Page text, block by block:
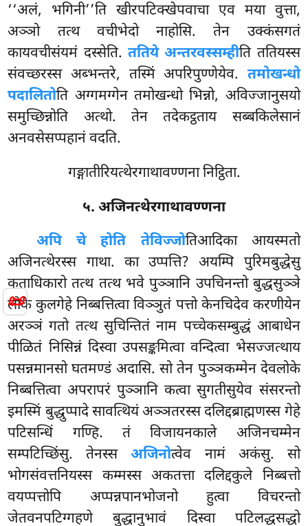
📜
‘‘अलं, भगिनी’’ति खीरपटिक्खेपवाचा एव मया वुत्ता,
अञ्ञो तत्थ वचीभेदो नाहोसि. तेन उक्कंसगतं
कायवचीसंयमं दस्सेति. ततिये अन्तरवस्सम्हीति ततियस्स
संवच्छरस्स अब्भन्तरे, तस्मिं अपरिपुण्णेयेव. तमोखन्धो
पदालितोति अग्गमग्गेन तमोखन्धो भिन्नो, अविज्जानुसयो
समुच्छिन्नोति अत्थो. तेन तदेकट्ठताय सब्बकिलेसानं
अनवसेसप्पहानं वदति.
गङ्गातीरियत्थेरगाथावण्णना निट्ठिता.
५. अजिनत्थेरगाथावण्णना
अपि चे होति तेविज्जोतिआदिका आयस्मतो
अजिनत्थेरस्स गाथा. का उप्पत्ति? अयम्पि पुरिमबुद्धेसु
कताधिकारो तत्थ तत्थ भवे पुञ्ञानि उपचिनन्तो बुद्धसुञ्ञे
लोके कुलगेहे निब्बत्तित्वा विञ्ञुतं पत्तो केनचिदेव करणीयेन
अरञ्ञं गतो तत्थ सुचिन्तितं नाम पच्चेकसम्बुद्धं आबाधेन
पीळितं निसिन्नं दिस्वा उपसङ्कमित्वा वन्दित्वा भेसज्जत्थाय
पसन्नमानसो घतमण्डं अदासि. सो तेन पुञ्ञकम्मेन देवलोके
निब्बत्तित्वा अपरापरं पुञ्ञानि कत्वा सुगतीसुयेव संसरन्तो
इमस्मिं बुद्धुप्पादे सावत्थियं अञ्ञतरस्स दलिद्दब्राह्मणस्स गेहे
पटिसन्धिं गण्हि. तं विजायनकाले अजिनचम्मेन
सम्पटिच्छिंसु. तेनस्सअजिनोत्वेव नामं अकंसु. सो
भोगसंवत्तनियस्स कम्मस्स अकतत्ता दलिद्दकुले निब्बत्तो
वयप्पत्तोपि अप्पन्नपानभोजनो हुत्वा विचरन्तो
जेतवनपटिग्गहणे बुद्धानुभावं दिस्वा पटिलद्धसद्धो